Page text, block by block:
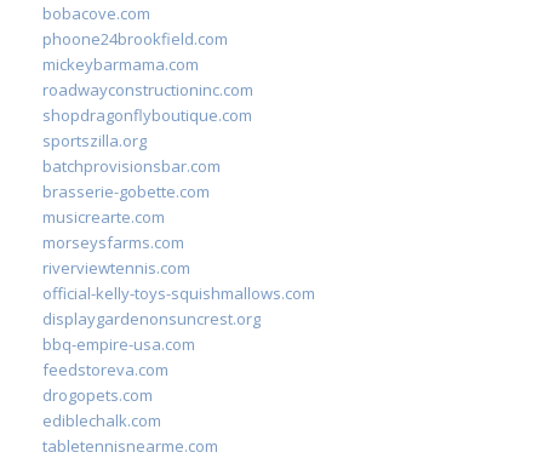
bobacove.com
phoone24brookfield.com
mickeybarmama.com
roadwayconstructioninc.com
shopdragonflyboutique.com
sportszilla.org
batchprovisionsbar.com
brasserie-gobette.com
musicrearte.com
morseysfarms.com
riverviewtennis.com
official-kelly-toys-squishmallows.com
displaygardenonsuncrest.org
bbq-empire-usa.com
feedstoreva.com
drogopets.com
ediblechalk.com
tabletennisnearme.com